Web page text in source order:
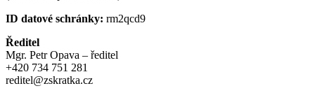
ID datové schránky: rm2qcd9
Ředitel
Mgr. Petr Opava – ředitel
+420 734 751 281
reditel@zskratka.cz